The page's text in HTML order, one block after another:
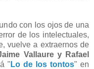
con los ojos de una
de los intelectuales,
vuelve a extraernos de
Vallaure y Rafael
" Lo de los tontos" en